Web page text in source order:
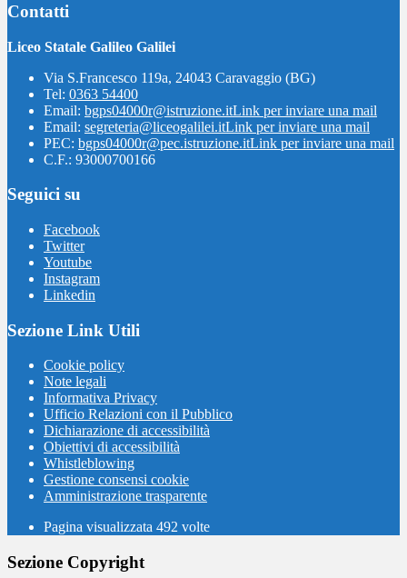
Contatti
Liceo Statale Galileo Galilei
Via S.Francesco 119a, 24043 Caravaggio (BG)
Tel: 0363 54400
Email: bgps04000r@istruzione.itLink per inviare una mail
Email: segreteria@liceogalilei.itLink per inviare una mail
PEC: bgps04000r@pec.istruzione.itLink per inviare una mail
C.F.: 93000700166
Seguici su
Facebook
Twitter
Youtube
Instagram
Linkedin
Sezione Link Utili
Cookie policy
Note legali
Informativa Privacy
Ufficio Relazioni con il Pubblico
Dichiarazione di accessibilità
Obiettivi di accessibilità
Whistleblowing
Gestione consensi cookie
Amministrazione trasparente
Pagina visualizzata 492 volte
Sezione Copyright